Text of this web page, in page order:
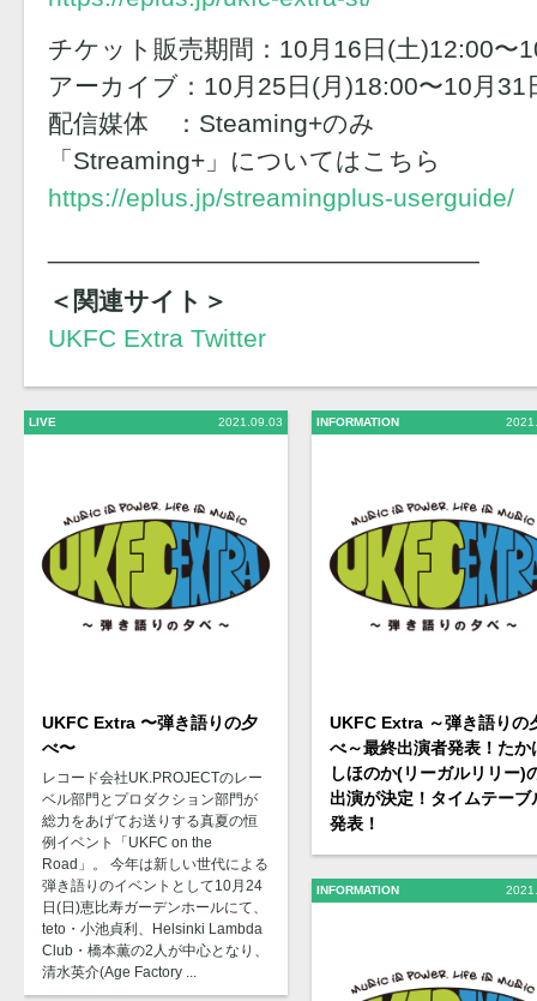
チケット販売期間：10月16日(土)12:00〜
アーカイブ：10月25日(月)18:00〜10月31
配信媒体 ：Steaming+のみ
「Streaming+」についてはこちら
https://eplus.jp/streamingplus-userguide/
＜関連サイト＞
UKFC Extra Twitter
LIVE 2021.09.03
UKFC Extra 〜弾き語りの夕
べ〜
レコード会社UK.PROJECTのレー
ベル部門とプロダクション部門が
総力をあげてお送りする真夏の恒
例イベント「UKFC on the
Road」。 今年は新しい世代による
弾き語りのイベントとして10月24
日(日)恵比寿ガーデンホールにて、
teto・小池貞利、Helsinki Lambda
Club・橋本薫の2人が中心となり、
清水英介(Age Factory ...
INFORMATION
UKFC Extra ～弾き語りの
べ～最終出演者発表！たか
しほのか(リーガルリリー)
出演が決定！タイムテーブ
発表！
INFORMATION